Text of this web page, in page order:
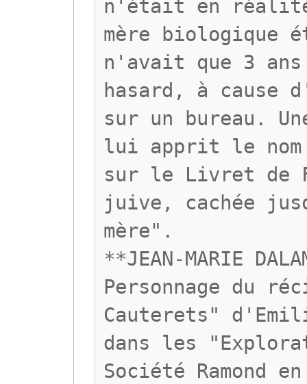
n'était en réalité
mère biologique
n'avait que 3
hasard, à cause
sur un bureau.
lui apprit le
sur le Livret de
juive, cachée
mère".
**JEAN-MARIE
Personnage du
Cauterets"
dans les
Société Ramond